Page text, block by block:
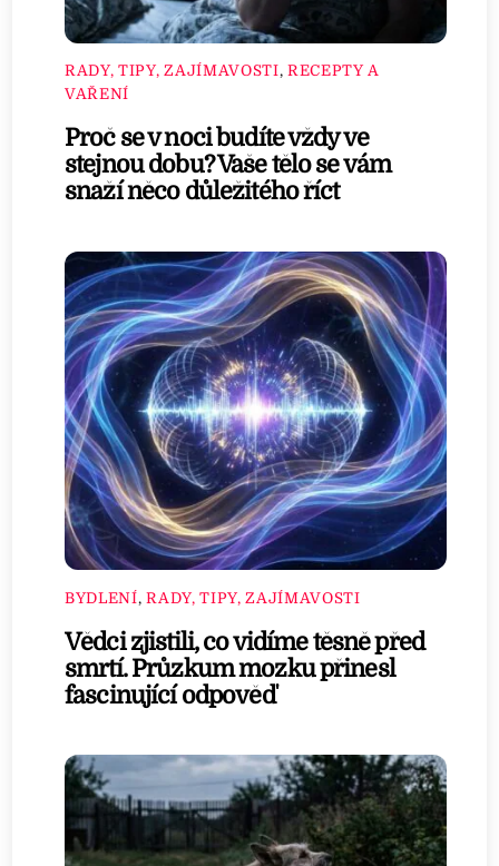
RADY, TIPY, ZAJÍMAVOSTI, RECEPTY A
VAŘENÍ
Proč se v noci budíte vždy ve
stejnou dobu? Vaše tělo se vám
snaží něco důležitého říct
BYDLENÍ,RADY, TIPY, ZAJÍMAVOSTI
Vědci zjistili, co vidíme těsně před
smrtí. Průzkum mozku přinesl
fascinující odpověď